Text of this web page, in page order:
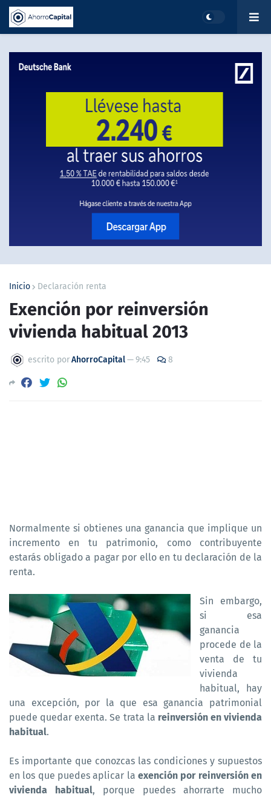
Inicio Declaración renta
Exención por reinversión
vivienda habitual 2013
escrito porAhorroCapital—9:45 8
Normalmente si obtienes una ganancia que implique un
incremento en tu patrimonio, como contribuyente
estarás obligado a pagar por ello en tu declaración de la
renta.
Sin embargo,
si esa
ganancia
procede de la
venta de tu
vivienda
habitual, hay
una excepción, por la que esa ganancia patrimonial
puede quedar exenta. Se trata la reinversión en vivienda
habitual.
Es importante que conozcas las condiciones y supuestos
en los que puedes aplicar la exención por reinversión en
vivienda habitual, porque puedes ahorrarte mucho